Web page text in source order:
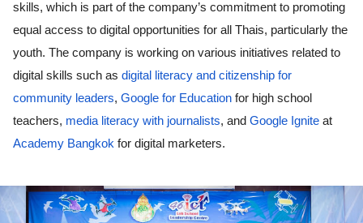
skills, which is part of the company’s commitment to promoting
equal access to digital opportunities for all Thais, particularly the
youth. The company is working on various initiatives related to
digital skills such as digital literacy and citizenship for
community leaders, Google for Education for high school
teachers, media literacy with journalists, and Google Ignite
Academy Bangkok for digital marketers.